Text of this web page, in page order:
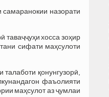
назорати
таваҷҷуҳи хосса зоҳир
сифати маҳсулоти
қонунгузорӣ,
фаъолияти
маҳсулот аз ҷумлаи